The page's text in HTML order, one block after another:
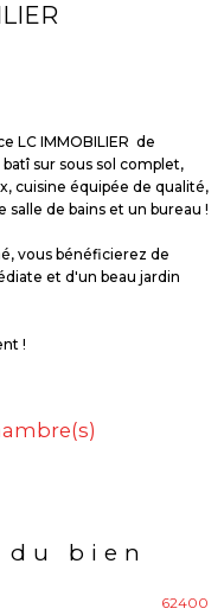
LC IMMOBILIER de
sur sous sol complet,
cuisine équipée de qualité,
de bains et un bureau !
vous bénéficierez de
et d'un beau jardin
!
bien
62400